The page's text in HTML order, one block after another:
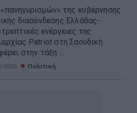
της κυβέρνησης
διασύνδεσης Ελλάδας-
ενέργειες της
Patriot στη Σαουδική
στην τάξη ...
2026 Πολιτική